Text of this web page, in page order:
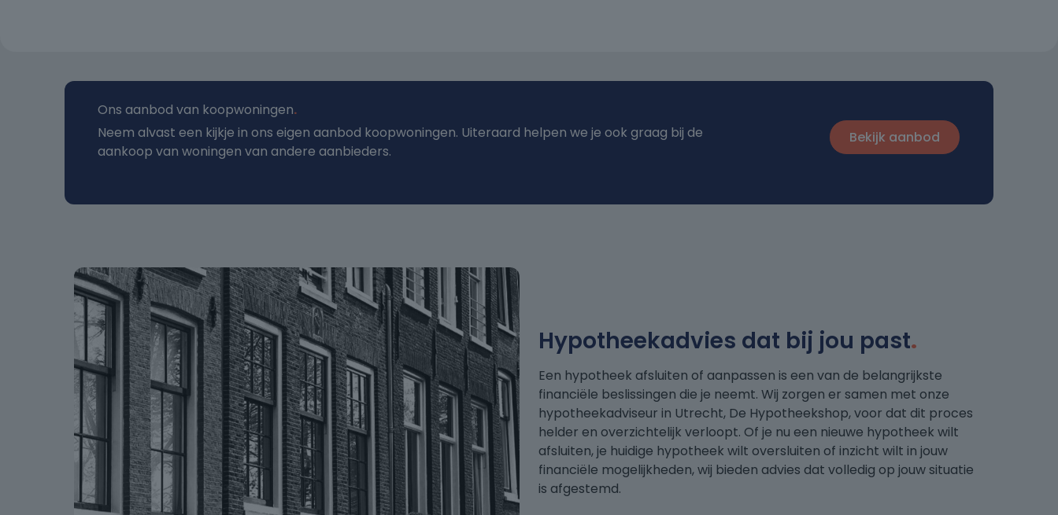
Ons aanbod van koopwoningen.
Neem alvast een kijkje in ons eigen aanbod koopwoningen. Uiteraard helpen we je ook graag bij de
aankoop van woningen van andere aanbieders.
Bekijk aanbod
Hypotheekadvies dat bij jou past.
Een hypotheek afsluiten of aanpassen is een van de belangrijkste
financiële beslissingen die je neemt. Wij zorgen er samen met onze
hypotheekadviseur in Utrecht, De Hypotheekshop, voor dat dit proces
helder en overzichtelijk verloopt. Of je nu een nieuwe hypotheek wilt
afsluiten, je huidige hypotheek wilt oversluiten of inzicht wilt in jouw
financiële mogelijkheden, wij bieden advies dat volledig op jouw situatie
is afgestemd.